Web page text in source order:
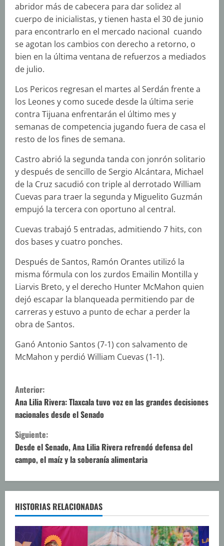
abridor más de cabecera para dar solidez al
cuerpo de inicialistas, y tienen hasta el 30 de junio
para encontrarlo en el mercado nacional cuando
se agotan los cambios con derecho a retorno, o
bien en la última ventana de refuerzos a mediados
de julio.
Los Pericos regresan el martes al Serdán frente a
los Leones y como sucede desde la última serie
contra Tijuana enfrentarán el último mes y
semanas de competencia jugando fuera de casa el
resto de los fines de semana.
Castro abrió la segunda tanda con jonrón solitario
y después de sencillo de Sergio Alcántara, Michael
de la Cruz sacudió con triple al derrotado William
Cuevas para traer la segunda y Miguelito Guzmán
empujó la tercera con oportuno al central.
Cuevas trabajó 5 entradas, admitiendo 7 hits, con
dos bases y cuatro ponches.
Después de Santos, Ramón Orantes utilizó la
misma fórmula con los zurdos Emailin Montilla y
Liarvis Breto, y el derecho Hunter McMahon quien
dejó escapar la blanqueada permitiendo par de
carreras y estuvo a punto de echar a perder la
obra de Santos.
Ganó Antonio Santos (7-1) con salvamento de
McMahon y perdió William Cuevas (1-1).
S
i
g
u
e
l
e
y
Anterior:
Ana Lilia Rivera: Tlaxcala tuvo voz en las grandes decisiones
nacionales desde el Senado
Siguiente:
Desde el Senado, Ana Lilia Rivera refrendó defensa del
campo, el maíz y la soberanía alimentaria
HISTORIAS RELACIONADAS